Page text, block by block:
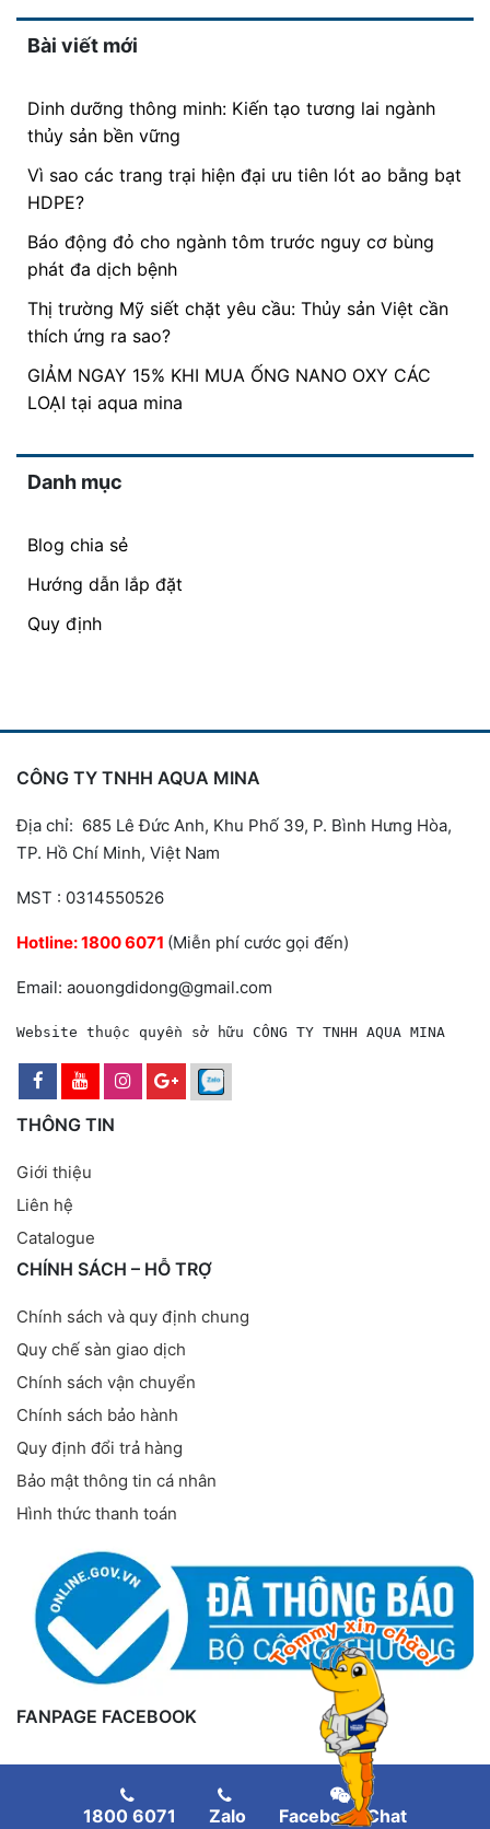
Bài viết mới
Dinh dưỡng thông minh: Kiến tạo tương lai ngành
thủy sản bền vững
Vì sao các trang trại hiện đại ưu tiên lót ao bằng bạt
HDPE?
Báo động đỏ cho ngành tôm trước nguy cơ bùng
phát đa dịch bệnh
Thị trường Mỹ siết chặt yêu cầu: Thủy sản Việt cần
thích ứng ra sao?
GIẢM NGAY 15% KHI MUA ỐNG NANO OXY CÁC
LOẠI tại aqua mina
Danh mục
Blog chia sẻ
Hướng dẫn lắp đặt
Quy định
CÔNG TY TNHH AQUA MINA
Địa chỉ: 685 Lê Đức Anh, Khu Phố 39, P. Bình Hưng Hòa,
TP. Hồ Chí Minh, Việt Nam
MST : 0314550526
Hotline:1800 6071 (Miễn phí cước gọi đến)
Email: aouongdidong@gmail.com
Website thuộc quyền sở hữu CÔNG TY TNHH AQUA MINA
THÔNG TIN
Giới thiệu
Liên hệ
Catalogue
CHÍNH SÁCH – HỖ TRỢ
Chính sách và quy định chung
Quy chế sàn giao dịch
Chính sách vận chuyển
Chính sách bảo hành
Quy định đổi trả hàng
Bảo mật thông tin cá nhân
Hình thức thanh toán
FANPAGE FACEBOOK
1800 6071 Zalo Facebook Chat